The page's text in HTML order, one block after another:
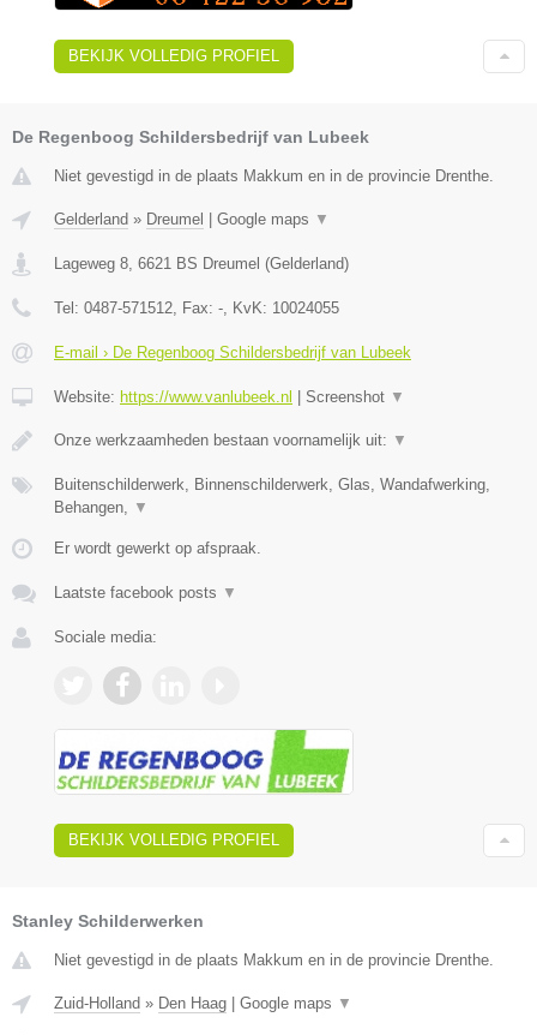
BEKIJK VOLLEDIG PROFIEL
De Regenboog Schildersbedrijf van Lubeek
Niet gevestigd in de plaats Makkum en in de provincie Drenthe.
Gelderland » Dreumel | Google maps ▼
Lageweg 8 6621 BS Dreumel (Gelderland)
Tel: 0487-571512 , Fax: - , KvK: 10024055
E-mail › De Regenboog Schildersbedrijf van Lubeek
Website: https://www.vanlubeek.nl | Screenshot ▼
Onze werkzaamheden bestaan voornamelijk uit: ▼
Buitenschilderwerk, Binnenschilderwerk, Glas, Wandafwerking,
Behangen,
▼
Er wordt gewerkt op afspraak.
Laatste facebook posts ▼
Sociale media:
BEKIJK VOLLEDIG PROFIEL
Stanley Schilderwerken
Niet gevestigd in de plaats Makkum en in de provincie Drenthe.
Zuid-Holland » Den Haag Google maps ▼